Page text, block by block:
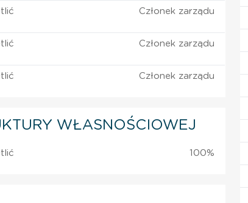
Członek zarządu
Członek zarządu
Członek zarządu
WŁASNOŚCIOWEJ
100%